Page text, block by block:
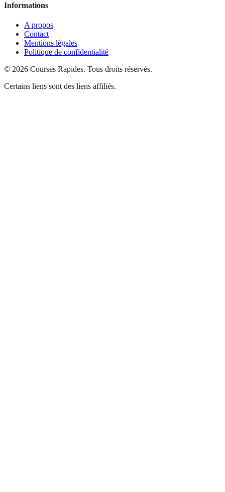
Informations
A propos
Contact
Mentions légales
Politique de confidentialité
© 2026 Courses Rapides. Tous droits réservés.
Certains liens sont des liens affiliés.